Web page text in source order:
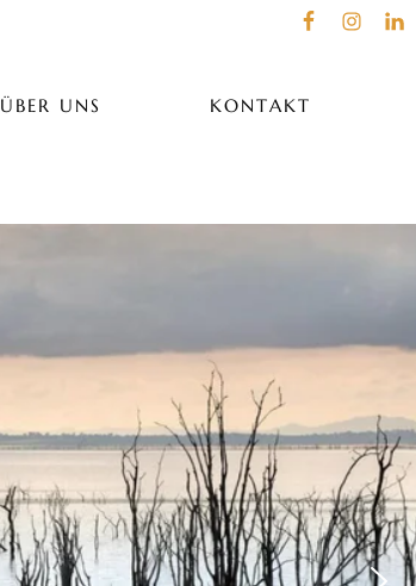
ÜBER UNS KONTAKT